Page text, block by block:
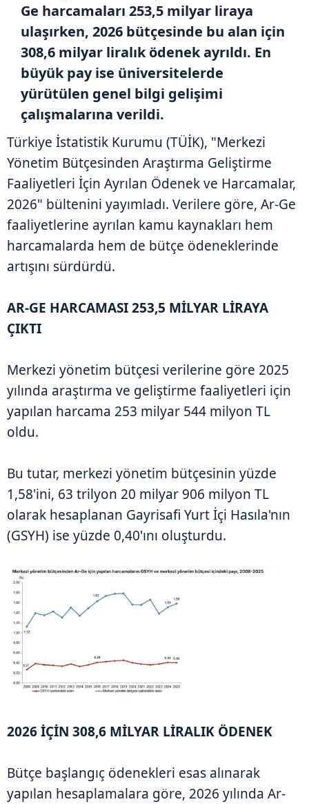
Ge harcamaları 253,5 milyar liraya
ulaşırken, 2026 bütçesinde bu alan için
308,6 milyar liralık ödenek ayrıldı. En
büyük pay ise üniversitelerde
yürütülen genel bilgi gelişimi
çalışmalarına verildi.
Türkiye İstatistik Kurumu (TÜİK), "Merkezi
Yönetim Bütçesinden Araştırma Geliştirme
Faaliyetleri İçin Ayrılan Ödenek ve Harcamalar,
2026" bültenini yayımladı. Verilere göre, Ar-Ge
faaliyetlerine ayrılan kamu kaynakları hem
harcamalarda hem de bütçe ödeneklerinde
artışını sürdürdü.
AR-GE HARCAMASI 253,5 MİLYAR LİRAYA
ÇIKTI
Merkezi yönetim bütçesi verilerine göre 2025
yılında araştırma ve geliştirme faaliyetleri için
yapılan harcama 253 milyar 544 milyon TL
oldu.
Bu tutar, merkezi yönetim bütçesinin yüzde
1,58'ini, 63 trilyon 20 milyar 906 milyon TL
olarak hesaplanan Gayrisafi Yurt İçi Hasıla'nın
(GSYH) ise yüzde 0,40'ını oluşturdu.
2026 İÇİN 308,6 MİLYAR LİRALIK ÖDENEK
Bütçe başlangıç ödenekleri esas alınarak
yapılan hesaplamalara göre, 2026 yılında Ar-